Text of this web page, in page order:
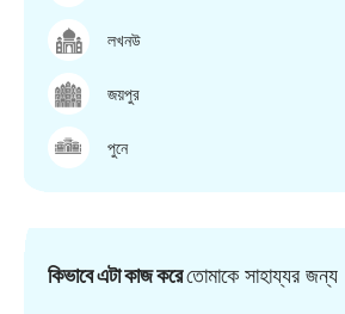
লখনউ
জয়পুর
পুনে
কিভাবে এটা কাজ করেতোমাকে সাহায্যর জন্য